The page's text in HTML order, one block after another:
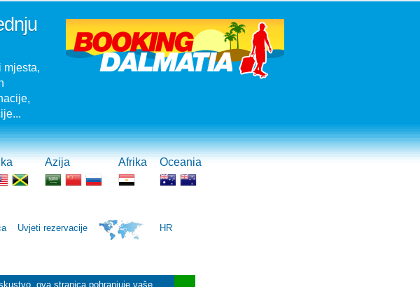
ova stranica pohranjuje vaše
mjesta,
Azija Afrika Oceania
Uvjeti rezervacije HR